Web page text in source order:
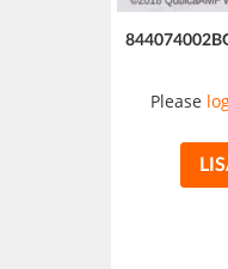
Please